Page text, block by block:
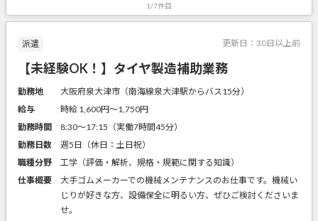
1/7件目
派遣 更新日： 30日以上前
【未経験OK！】タイヤ製造補助業務
勤務地
大阪府泉大津市（南海線泉大津駅からバス15分）
給与
時給 1,600円〜1,750円
勤務時間
8:30～17:15（実働7時間45分）
勤務日数
週5日（休日：土日祝）
職種分野
工学（評価・解析、規格・規範に関する知識）
仕事概要
大手ゴムメーカーでの機械メンテナンスのお仕事です。機械い
じりが好きな方、設備保全に明るい方、ぜひご検討くださいま
せ。